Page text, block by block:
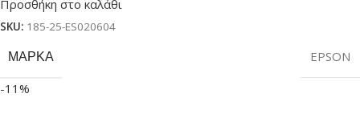
Προσθήκη στο καλάθι
SKU: 185-25-ES020604
ΜΆΡΚΑ
EPSON
-11%